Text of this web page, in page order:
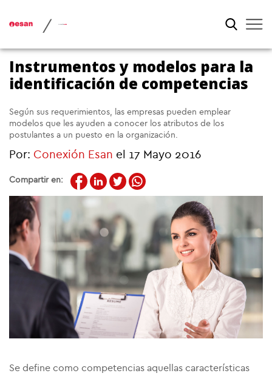
/
Instrumentos y modelos para la
identificación de competencias
Según sus requerimientos, las empresas pueden emplear
modelos que les ayuden a conocer los atributos de los
postulantes a un puesto en la organización.
Por: Conexión Esan el 17 Mayo 2016
Compartir en:
Se define como competencias aquellas características